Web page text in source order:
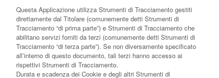
Questa Applicazione utilizza Strumenti di Tracciamento gestiti
direttamente dal Titolare (comunemente detti Strumenti di
Tracciamento “di prima parte”) e Strumenti di Tracciamento che
abilitano servizi forniti da terzi (comunemente detti Strumenti di
Tracciamento “di terza parte”). Se non diversamente specificato
all’interno di questo documento, tali terzi hanno accesso ai
rispettivi Strumenti di Tracciamento.
Durata e scadenza dei Cookie e degli altri Strumenti di